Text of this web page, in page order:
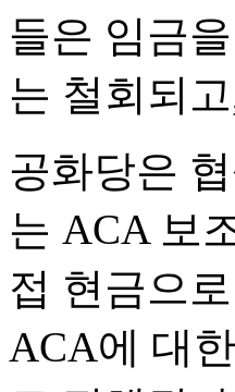
들은 임금
는 철회되
공화당은
는 ACA 보
접 현금으
ACA에 대